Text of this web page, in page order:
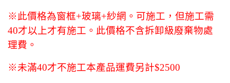
※此價格為窗框+玻璃+紗網。可施工，但施工需
40才以上才有施工。此價格不含拆卸級廢棄物處
理費。
※未滿40才不施工本產品運費另計$2500